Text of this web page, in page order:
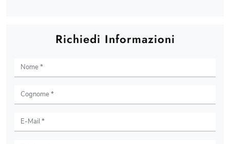
Richiedi Informazioni